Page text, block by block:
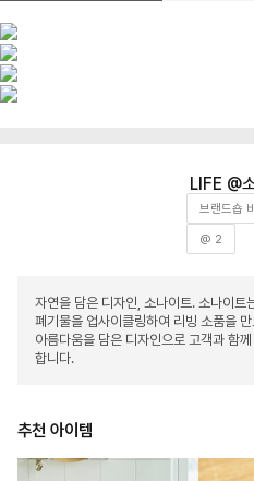
브랜드숍
@ 2
자연을 담은 디자인, 소나이트. 소나이트
폐기물을 업사이클링하여 리빙 소품을
아름다움을 담은 디자인으로 고객과 함
합니다.
추천 아이템